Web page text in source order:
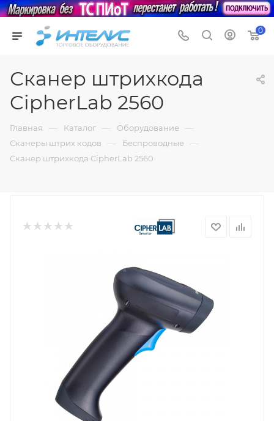
0
Сканер штрихкода
CipherLab 2560
Главная — Каталог — Оборудование —
Сканеры штрих кодов — Беспроводные —
Сканер штрихкода CipherLab 2560